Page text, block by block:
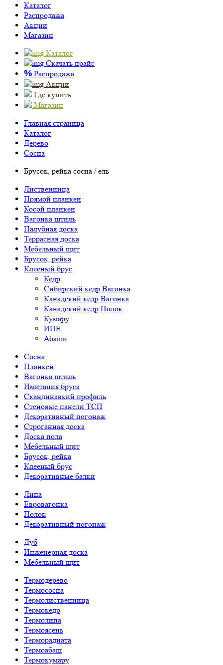
Каталог
Распродажа
Акции
Магазин
Каталог
Скачать прайс
% Распродажа
Акции
Где купить
Магазин
Главная страница
Каталог
Дерево
Сосна
Брусок, рейка сосна / ель
Лиственница
Прямой планкен
Косой планкен
Вагонка штиль
Палубная доска
Террасная доска
Мебельный щит
Брусок, рейка
Клееный брус
Кедр
Сибирский кедр Вагонка
Канадский кедр Вагонка
Канадский кедр Полок
Кумару
ИПЕ
Абаши
Сосна
Планкен
Вагонка штиль
Имитация бруса
Скандинавкий профиль
Стеновые панели ТСП
Декоративный погонаж
Строганная доска
Доска пола
Мебельный щит
Брусок, рейка
Клееный брус
Декоративные балки
Липа
Евровагонка
Полок
Декоративный погонаж
Дуб
Инженерная доска
Мебельный щит
Термодерево
Термососна
Термолиственница
Термокедр
Термолипа
Термоясень
Терморадиата
Термоабаш
Термокумару